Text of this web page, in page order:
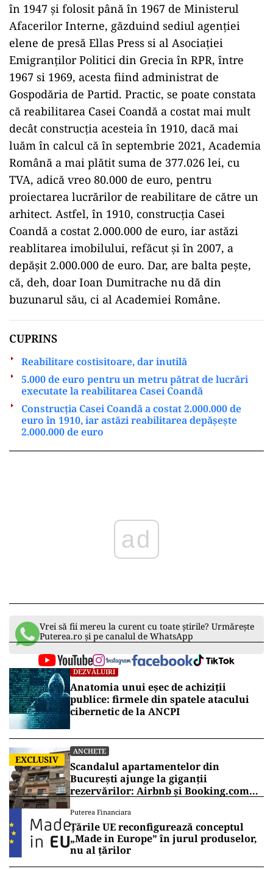
în 1947 și folosit până în 1967 de Ministerul
Afacerilor Interne, găzduind sediul agenției
elene de presă Ellas Press si al Asociației
Emigranților Politici din Grecia în RPR, între
1967 si 1969, acesta fiind administrat de
Gospodăria de Partid. Practic, se poate constata
că reabilitarea Casei Coandă a costat mai mult
decât construcția acesteia în 1910, dacă mai
luăm în calcul că în septembrie 2021, Academia
Română a mai plătit suma de 377.026 lei, cu
TVA, adică vreo 80.000 de euro, pentru
proiectarea lucrărilor de reabilitare de către un
arhitect. Astfel, în 1910, construcția Casei
Coandă a costat 2.000.000 de euro, iar astăzi
reablitarea imobilului, refăcut și în 2007, a
depășit 2.000.000 de euro. Dar, are balta pește,
că, deh, doar Ioan Dumitrache nu dă din
buzunarul său, ci al Academiei Române.
CUPRINS
Reabilitare costisitoare, dar inutilă
5.000 de euro pentru un metru pătrat de lucrări
executate la reabilitarea Casei Coandă
Construcția Casei Coandă a costat 2.000.000 de
euro în 1910, iar astăzi reabilitarea depășește
2.000.000 de euro
ad
Vrei să fii mereu la curent cu toate știrile? Urmărește
Puterea.ro și pe canalul de WhatsApp
DEZVĂLUIRI
Anatomia unui eșec de achiziții
publice: firmele din spatele atacului
cibernetic de la ANCPI
EXCLUSIV
ANCHETE
Scandalul apartamentelor din
București ajunge la giganții
rezervărilor: Airbnb și Booking.com
Puterea Financiara
Țările UE reconfigurează conceptul
„Made in Europe” în jurul produselor,
nu al țărilor